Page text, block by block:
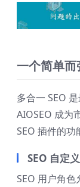
一个简单而
多合一 SEO
AIOSEO 成为
SEO 插件的功
SEO 自定
SEO 用户角